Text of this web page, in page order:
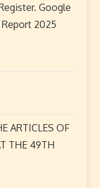
Google
2025
ARTICLES OF
THE 49TH